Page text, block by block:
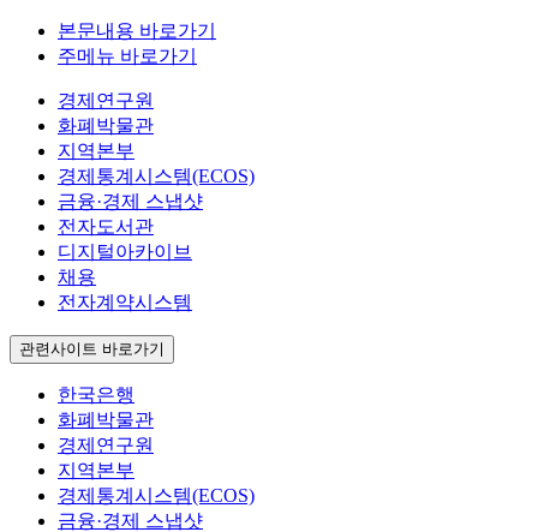
본문내용 바로가기
주메뉴 바로가기
경제연구원
화폐박물관
지역본부
경제통계시스템(ECOS)
금융·경제 스냅샷
전자도서관
디지털아카이브
채용
전자계약시스템
관련사이트 바로가기
한국은행
화폐박물관
경제연구원
지역본부
경제통계시스템(ECOS)
금융·경제 스냅샷